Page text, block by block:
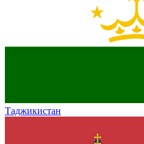
Таджикистан